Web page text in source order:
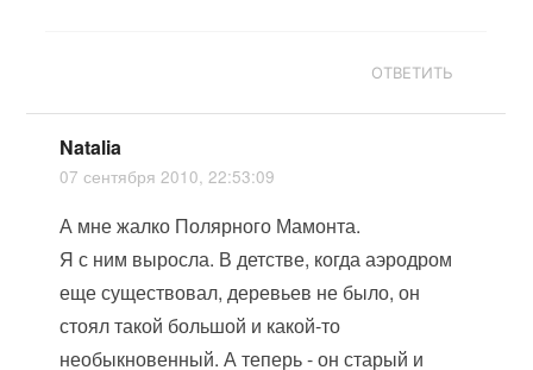
ОТВЕТИТЬ
Natalia
07 сентября 2010, 22:53:09
А мне жалко Полярного Мамонта.
Я с ним выросла. В детстве, когда аэродром
еще существовал, деревьев не было, он
стоял такой большой и какой-то
необыкновенный. А теперь - он старый и